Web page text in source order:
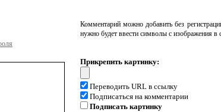
Комментарий можно добавить без
нужно будет ввести символы с изображения в
Прикрепить картинку:
Переводить URL в ссылку
Подписаться на комментарии
Подписать картинку